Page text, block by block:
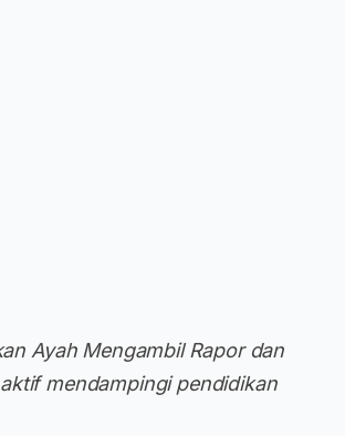
Ayah Mengambil Rapor dan
mendampingi pendidikan